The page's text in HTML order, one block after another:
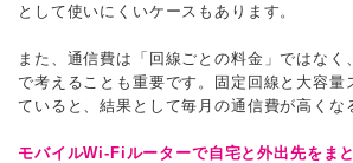
として使いにくいケースもあります。
また、通信費は「回線ごとの料金」ではなく
で考えることも重要です。固定回線と大容量
ていると、結果として毎月の通信費が高くな
モバイルWi-Fiルーターで自宅と外出先をま